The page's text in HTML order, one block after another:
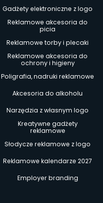
Gadżety elektroniczne z logo
Reklamowe akcesoria do
picia
Reklamowe torby i plecaki
Reklamowe akcesoria do
ochrony i higieny
Poligrafia, nadruki reklamowe
Akcesoria do alkoholu
Narzędzia z własnym logo
Kreatywne gadżety
reklamowe
Słodycze reklamowe z logo
Reklamowe kalendarze 2027
Employer branding